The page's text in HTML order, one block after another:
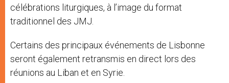
célébrations liturgiques, à l’image du format
traditionnel des JMJ.
Certains des principaux événements de Lisbonne
seront également retransmis en direct lors des
réunions au Liban et en Syrie.